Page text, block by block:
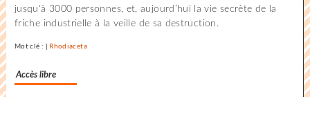
du
jusqu'à 3000 personnes, et, aujourd’hui la vie secrète de la
friche industrielle à la veille de sa destruction.
Mot clé : | Rhodiaceta
Accès libre